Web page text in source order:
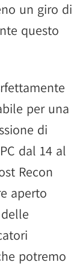
un giro di
questo
per una
di
dal 14 al
Recon
aperto
potremo